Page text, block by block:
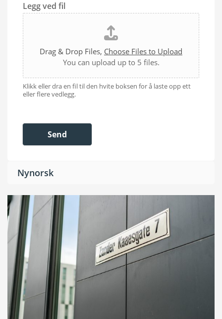
Legg ved fil
Drag & Drop Files, Choose Files to Upload
You can upload up to 5 files.
Klikk eller dra en fil til den hvite boksen for å laste opp ett
eller flere vedlegg.
Send
Nynorsk